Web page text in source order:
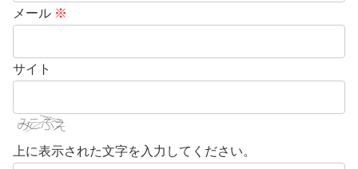
メール ※
サイト
上に表示された文字を入力してください。